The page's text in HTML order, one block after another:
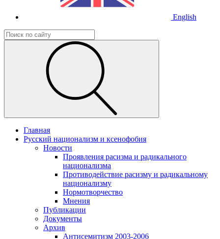
English
Главная
Русский национализм и ксенофобия
Новости
Проявления расизма и радикального
национализма
Противодействие расизму и радикальному
национализму
Нормотворчество
Мнения
Публикации
Документы
Архив
Антисемитизм 2003-2006